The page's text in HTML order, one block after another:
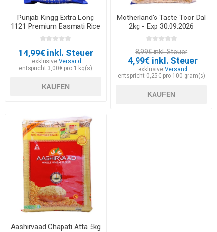
Punjab Kingg Extra Long
1121 Premium Basmati Rice
5kg
14,99€ inkl. Steuer
exklusiveVersand
entspricht 3,00€ pro 1 kg(s)
KAUFEN
Motherland's Taste Toor Dal
2kg - Exp 30.09.2026
8,99€ inkl. Steuer
4,99€ inkl. Steuer
exklusive Versand
entspricht 0,25€ pro 100 gram(s)
KAUFEN
Aashirvaad Chapati Atta 5kg